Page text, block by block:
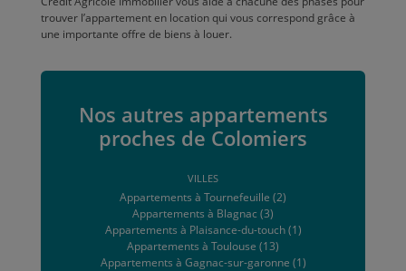
trouver l’appartement en location qui vous correspond grâce à
une importante offre de biens à louer.
Nos autres appartements
proches de Colomiers
VILLES
Appartements à Tournefeuille (2)
Appartements à Blagnac (3)
Appartements à Plaisance-du-touch (1)
Appartements à Toulouse (13)
Appartements à Gagnac-sur-garonne (1)